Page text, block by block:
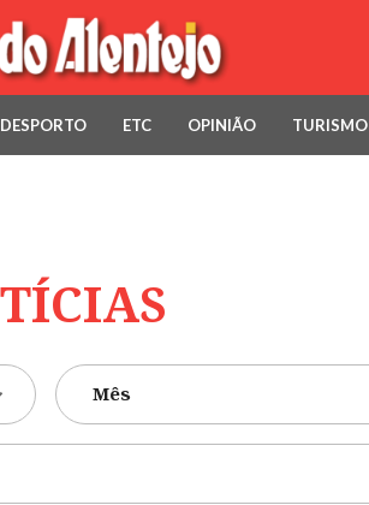
DESPORTO ETC OPINIÃO TURISMO
Mês